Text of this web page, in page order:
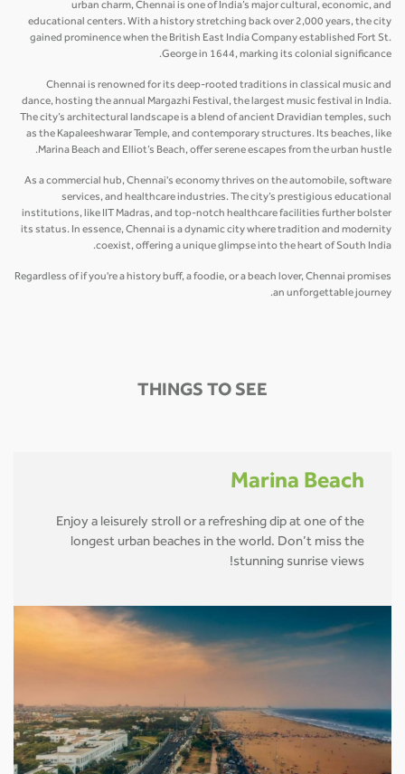
urban charm, Chennai is one of India’s major cultural, economic, and
educational centers. With a history stretching back over 2,000 years, the city
gained prominence when the British East India Company established Fort St.
George in 1644, marking its colonial significance.
Chennai is renowned for its deep-rooted traditions in classical music and
dance, hosting the annual Margazhi Festival, the largest music festival in India.
The city’s architectural landscape is a blend of ancient Dravidian temples, such
as the Kapaleeshwarar Temple, and contemporary structures. Its beaches, like
Marina Beach and Elliot’s Beach, offer serene escapes from the urban hustle.
As a commercial hub, Chennai's economy thrives on the automobile, software
services, and healthcare industries. The city’s prestigious educational
institutions, like IIT Madras, and top-notch healthcare facilities further bolster
its status. In essence, Chennai is a dynamic city where tradition and modernity
coexist, offering a unique glimpse into the heart of South India.
Regardless of if you're a history buff, a foodie, or a beach lover, Chennai promises
an unforgettable journey.
THINGS TO SEE
Marina Beach
Enjoy a leisurely stroll or a refreshing dip at one of the
longest urban beaches in the world. Don’t miss the
stunning sunrise views!